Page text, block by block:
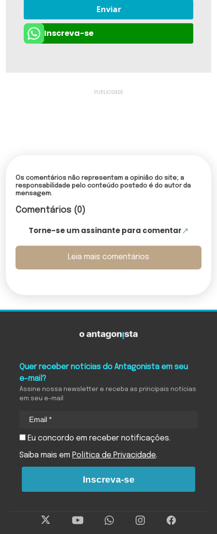
Enviar
Inscreva-se
Os comentários não representam a opinião do site; a
responsabilidade pelo conteúdo postado é do autor da
mensagem.
Comentários (0)
Torne-se um assinante para comentar
Leia mais comentários
Quer receber notícias do Antagonista em seu
e-mail?
Assine nossa newsletter e receba as principais notícias
em seu e-mail
Eu concordo em receber notificações.
Saiba mais em Política de Privacidade.
Inscreva-se